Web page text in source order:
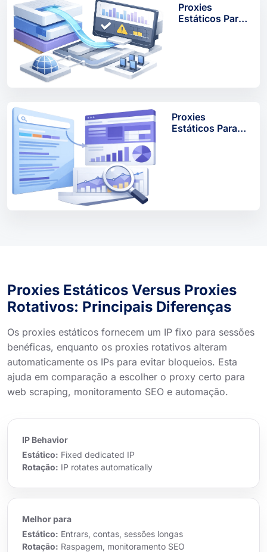
Proxies
Estáticos Para
Proxies
Estáticos Para
Proxies Estáticos Versus Proxies
Rotativos: Principais Diferenças
Os proxies estáticos fornecem um IP fixo para sessões
benéficas, enquanto os proxies rotativos alteram
automaticamente os IPs para evitar bloqueios. Esta
ajuda em comparação a escolher o proxy certo para
web scraping, monitoramento SEO e automação.
IP Behavior
Estático: Fixed dedicated IP
Rotação: IP rotates automatically
Melhor para
Estático: Entrars, contas, sessões longas
Rotação: Raspagem, monitoramento SEO